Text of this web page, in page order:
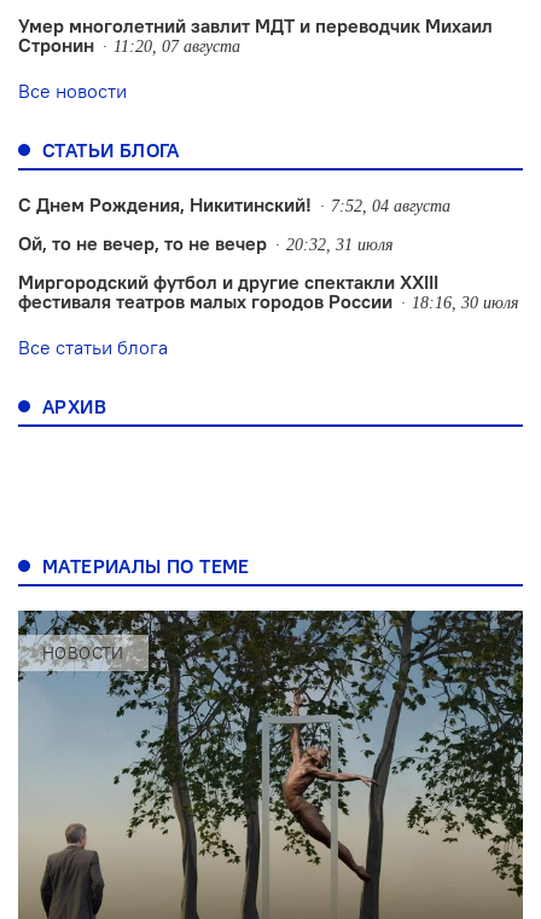
Умер многолетний завлит МДТ и переводчик Михаил
Стронин
11:20, 07 августа
Все новости
СТАТЬИ БЛОГА
С Днем Рождения, Никитинский! 7:52, 04 августа
Ой, то не вечер, то не вечер 20:32, 31 июля
Миргородский футбол и другие спектакли XXIII
фестиваля театров малых городов России
18:16, 30 июля
Все статьи блога
АРХИВ
МАТЕРИАЛЫ ПО ТЕМЕ
НОВОСТИ